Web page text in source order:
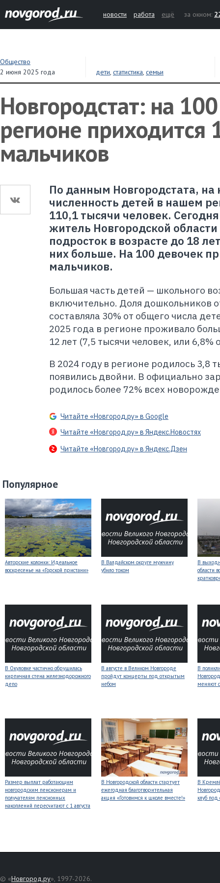
новости работа ещё за окном:
Общество
2 июня 2025 года
дети, статистика, семьи
Новгородстат: на
регионе приходится
мальчиков
По данным Новгородстата, на
численность детей в нашем
110,1 тысячи человек.
житель Новгородской
подросток в возрасте до 18
них больше. На 100 девочек
мальчиков.
Большая часть детей — школьного
включительно. Доля дошкольников
составляла 30% от общего числа
2025 года в регионе проживало
12 лет (7,5 тысячи человек, или 6,8%
В 2024 году в регионе родилось 3,8
появились двойни. В официально
родилось более 72% всех
Читайте «Новгород.ру» в Google
Читайте «Новгород.ру» в Яндекс.Новостях
Читайте «Новгород.ру» в Яндекс.Дзен
Популярное
Авторские колонки: Идеальное
воскресенье на «Горской пристани»
В Валдайском округе мужчину
убило током
В
области
В Окуловке частично обрушилась
кирпичная стена железнодорожного
депо
В августе в Великом Новгороде
пройдут концерты под открытым
небом
В
меняют
Размер выплат работающим
новгородским пенсионерам и
получателям пенсионных
накоплений пересчитают с 1 августа
В Новгородской области стартует
ежегодная благотворительная
акция «Готовимся к школе вместе!»
В
клуб
© «Новгород.ру», 1997-2026.